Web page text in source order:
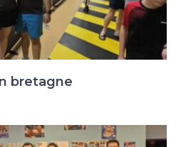
bretagne